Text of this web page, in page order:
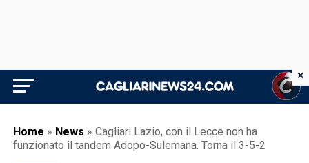
Home » News » Cagliari Lazio, con il Lecce non ha
funzionato il tandem Adopo-Sulemana. Torna il 3-5-2
×